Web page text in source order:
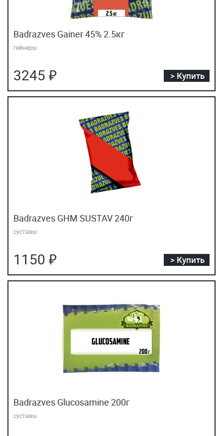
Badrazves Gainer 45% 2.5кг
гейнеры
3245 ₽ > Купить
Badrazves GHM SUSTAV 240г
суставы
1150 ₽ > Купить
Badrazves Glucosamine 200г
суставы